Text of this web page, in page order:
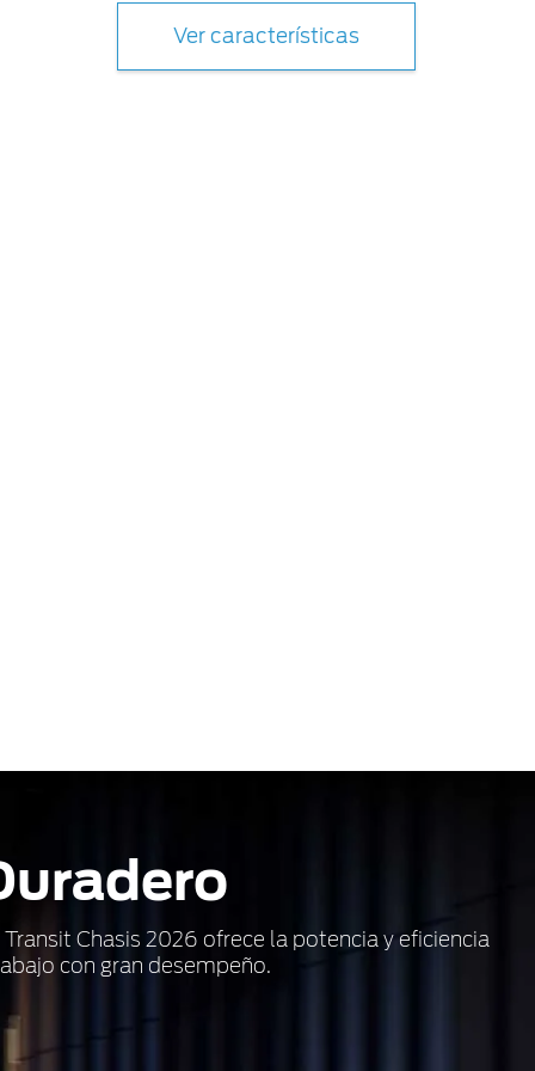
Ver características
Chasis 2026 ofrece la potencia y eficiencia
con gran desempeño.